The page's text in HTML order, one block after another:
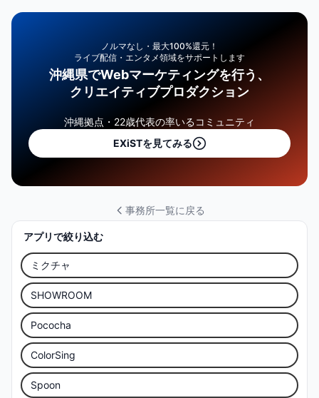
アプリで絞り込む
ミクチャ
SHOWROOM
Pococha
ColorSing
Spoon
ノルマなし・最大100%還元！
ライブ配信・エンタメ領域をサポートします
沖縄県でWebマーケティングを行う、
クリエイティブプロダクション
沖縄拠点・22歳代表の率いるコミュニティ
EXiSTを見てみる
事務所一覧に戻る